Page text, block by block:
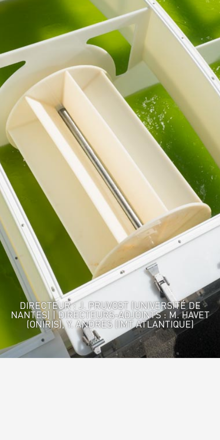
DIRECTEUR : J. PRUVOST (UNIVERSITÉ DE
NANTES) | DIRECTEURS-ADJOINTS : M. HAVET
(ONIRIS), Y. ANDRES (IMT ATLANTIQUE)
Accueil